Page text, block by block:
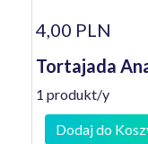
4,00 PLN
Tortajada
1 produkt/y
Dodaj do